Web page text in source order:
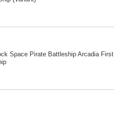
Space Pirate Battleship Arcadia First